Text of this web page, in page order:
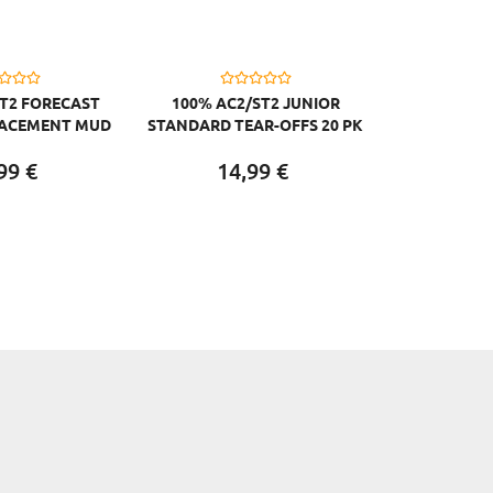
FORECAST
MUD
€
100% AC2/ST2 JUNIOR
STANDARD TEAR-OFFS 20 PK
14,99€